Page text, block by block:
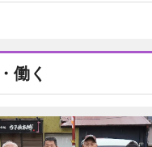
働く